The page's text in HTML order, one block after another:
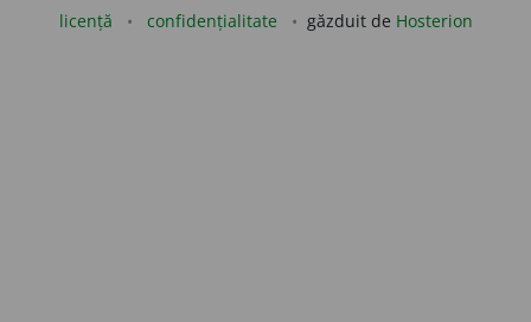
licență confidențialitate găzduit de Hosterion